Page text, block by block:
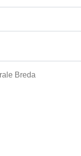
Breda